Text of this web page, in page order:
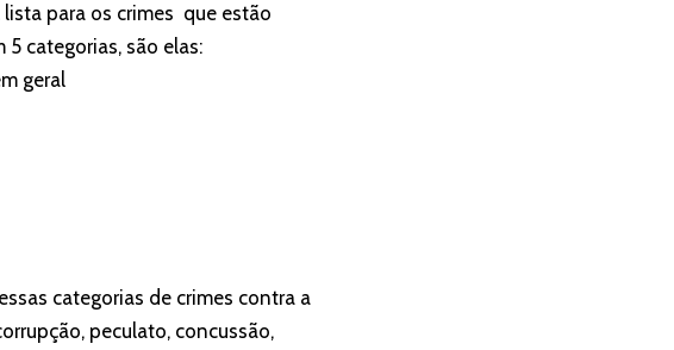
para os crimes que estão
categorias, são elas:
geral
categorias de crimes contra a
peculato, concussão,